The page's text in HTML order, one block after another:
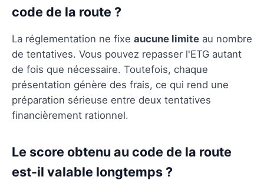
code de la route ?
La réglementation ne fixe aucune limite au nombre
de tentatives. Vous pouvez repasser l'ETG autant
de fois que nécessaire. Toutefois, chaque
présentation génère des frais, ce qui rend une
préparation sérieuse entre deux tentatives
financièrement rationnel.
Le score obtenu au code de la route
est-il valable longtemps ?